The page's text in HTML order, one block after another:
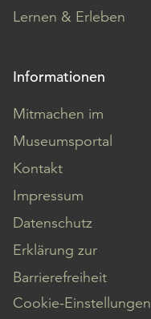
Lernen & Erleben
Informationen
Mitmachen im
Museumsportal
Kontakt
Impressum
Datenschutz
Erklärung zur
Barrierefreiheit
Cookie-Einstellungen